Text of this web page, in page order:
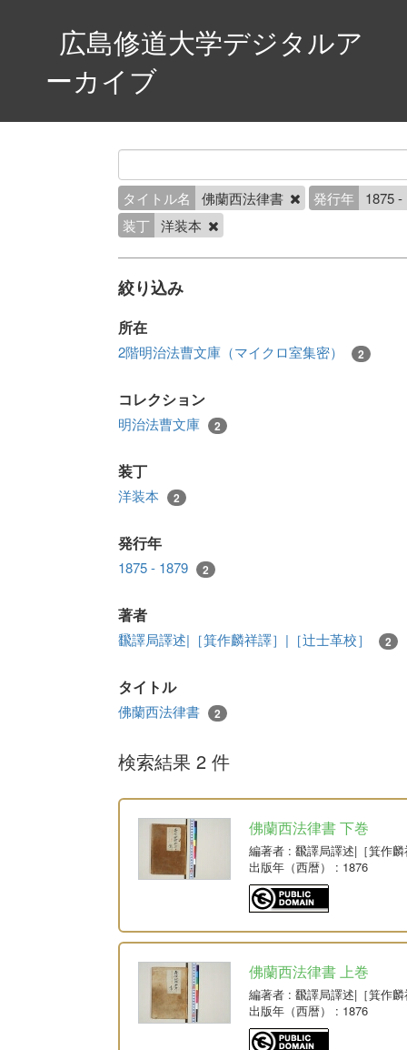
広島修道大学デジタルア
ーカイブ
タイトル名 佛蘭西法律書 発行年
1875
装丁 洋装本
絞り込み
所在
2階明治法曹文庫（マイクロ室集密） 2
コレクション
明治法曹文庫 2
装丁
洋装本 2
発行年
1875 - 1879 2
著者
飜譯局譯述|［箕作麟祥譯］|［辻士革校］ 2
タイトル
佛蘭西法律書 2
検索結果 2 件
佛蘭西法律書 下巻
編著者 : 飜譯局譯述|［箕作
出版年（西暦）
: 1876
佛蘭西法律書 上巻
編著者 : 飜譯局譯述|［箕作
出版年（西暦）
: 1876